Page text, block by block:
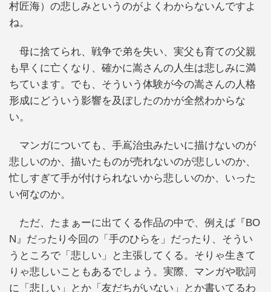
村匠海）の悲しみというのがよくわからないんですよ
ね。
母に捨てられ、戦争で弟を失い、実父も育ての父親
も早くに亡くなり、確かに嵩さんの人生は悲しみに満
ちています。でも、そういう体験が今の嵩さんの人格
形成にどういう影響を及ぼしたのかが全然わからな
い。
マンガについても、手嶌治虫みたいに描けないのが
悲しいのか、描いたものが売れないのが悲しいのか、
忙しすぎて手が付けられないから悲しいのか、いった
い何なのか。
ただ、たまぁーに出てくる作品の中で、例えば『BO
N』だったり今回の「手のひらを」だったり、そうい
うところで「悲しい」と主張してくる。そりゃ生きて
りゃ悲しいこともあるでしょう。実際、マンガや歌詞
に「悲しい」とか「友だちがいない」とか書いてるわ